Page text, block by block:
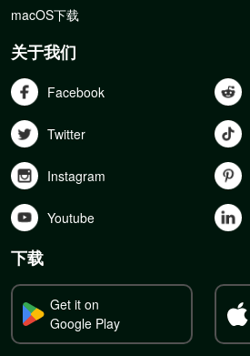
macOS下载
关于我们
Facebook
Twitter
Instagram
Youtube
下载
Get it on
Google Play